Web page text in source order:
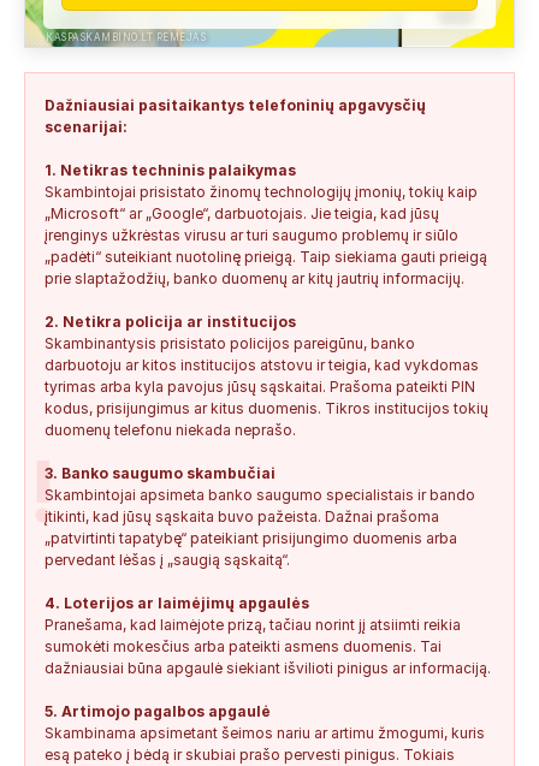
Anonimas: Paskambino kažkokia [vardas paslėptas] ir siūlo
susipažint. Skamba kaip dirbtinio...
Jonas: Vivus.lt
Anonimas: Gauta SMS žinutė: " Moters neturi?
NEPATIKIMAS +37060388940 2026-08-02 0
Keista: Sukčių stacionaraus telefono numeris tiesiog Vilniaus
+37052041945 2026-08-01
KASPASKAMBINO.LT RĖMĖJAS
!
Dažniausiai pasitaikantys telefoninių apgavysčių
scenarijai:
1. Netikras techninis palaikymas
Skambintojai prisistato žinomų technologijų įmonių, tokių kaip
„Microsoft“ ar „Google“, darbuotojais. Jie teigia, kad jūsų
įrenginys užkrėstas virusu ar turi saugumo problemų ir siūlo
„padėti“ suteikiant nuotolinę prieigą. Taip siekiama gauti prieigą
prie slaptažodžių, banko duomenų ar kitų jautrių informacijų.
2. Netikra policija ar institucijos
Skambinantysis prisistato policijos pareigūnu, banko
darbuotoju ar kitos institucijos atstovu ir teigia, kad vykdomas
tyrimas arba kyla pavojus jūsų sąskaitai. Prašoma pateikti PIN
kodus, prisijungimus ar kitus duomenis. Tikros institucijos tokių
duomenų telefonu niekada neprašo.
3. Banko saugumo skambučiai
Skambintojai apsimeta banko saugumo specialistais ir bando
įtikinti, kad jūsų sąskaita buvo pažeista. Dažnai prašoma
„patvirtinti tapatybę“ pateikiant prisijungimo duomenis arba
pervedant lėšas į „saugią sąskaitą“.
4. Loterijos ar laimėjimų apgaulės
Pranešama, kad laimėjote prizą, tačiau norint jį atsiimti reikia
sumokėti mokesčius arba pateikti asmens duomenis. Tai
dažniausiai būna apgaulė siekiant išvilioti pinigus ar informaciją.
5. Artimojo pagalbos apgaulė
Skambinama apsimetant šeimos nariu ar artimu žmogumi, kuris
esą pateko į bėdą ir skubiai prašo pervesti pinigus. Tokiais